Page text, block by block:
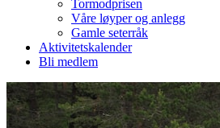
Tormodprisen
Våre løyper og anlegg
Gamle seterråk
Aktivitetskalender
Bli medlem